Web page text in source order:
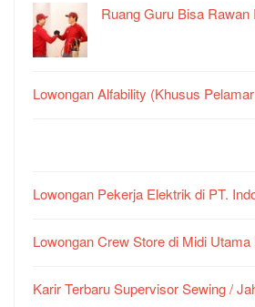
Ruang Guru Bisa Rawan
Lowongan Alfability (Khusus
Lowongan Pekerja Elektrik di PT.
Lowongan Crew Store di Midi
Karir Terbaru Supervisor Sewing /